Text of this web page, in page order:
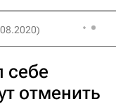
себе
отменить